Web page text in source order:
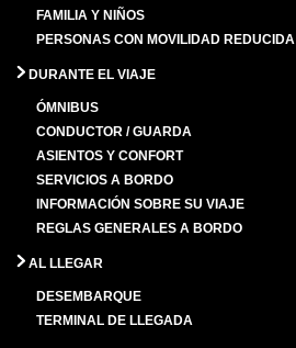
FAMILIA Y NIÑOS
PERSONAS CON MOVILIDAD REDUCIDA
DURANTE EL VIAJE
ÓMNIBUS
CONDUCTOR / GUARDA
ASIENTOS Y CONFORT
SERVICIOS A BORDO
INFORMACIÓN SOBRE SU VIAJE
REGLAS GENERALES A BORDO
AL LLEGAR
DESEMBARQUE
TERMINAL DE LLEGADA